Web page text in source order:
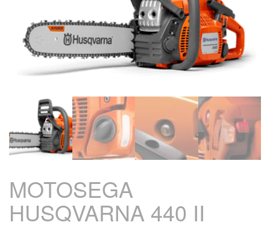
MOTOSEGA
HUSQVARNA 440 II